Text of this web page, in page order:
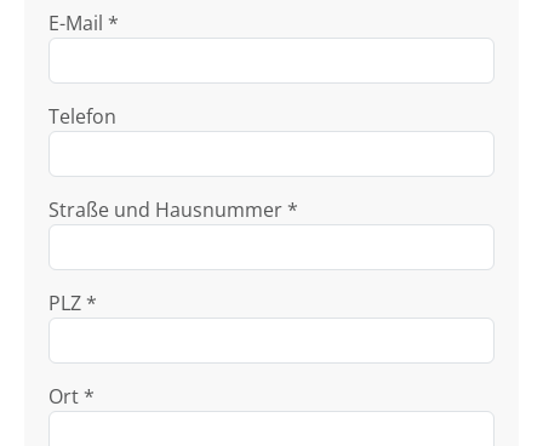
E-Mail *
Telefon
Straße und Hausnummer *
PLZ *
Ort *